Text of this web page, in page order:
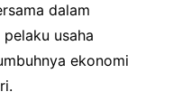
dalam
usaha
ekonomi